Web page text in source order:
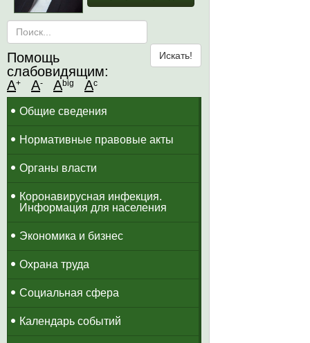
Помощь
слабовидящим:
A+ A- Abig Ac
Общие сведения
Нормативные правовые акты
Органы власти
Коронавирусная инфекция.
Информация для населения
Экономика и бизнес
Охрана труда
Социальная сфера
Календарь событий